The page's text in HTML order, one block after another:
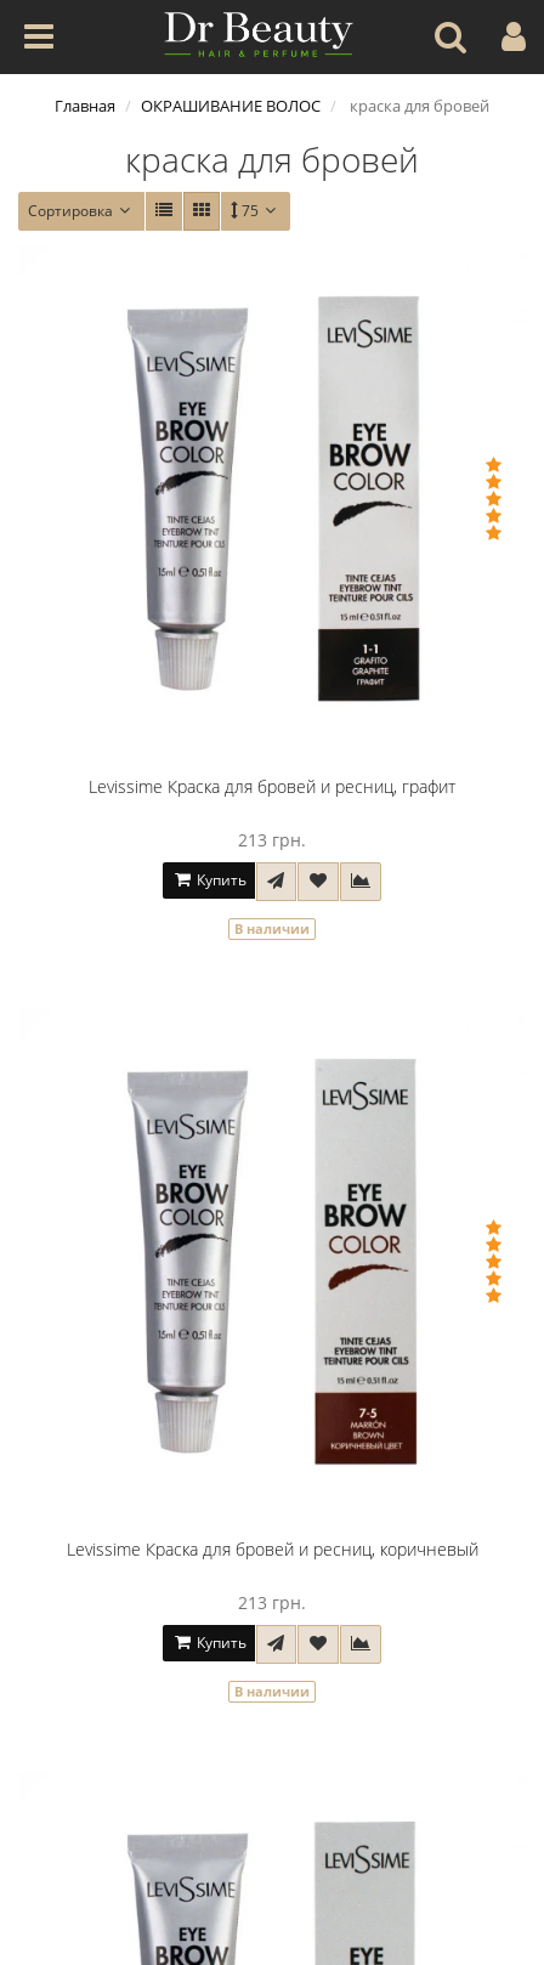
Главная ОКРАШИВАНИЕ ВОЛОС краска для бровей
краска для бровей
Сортировка 75
Levissime Краска для бровей и ресниц, графит
213 грн.
Купить
В наличии
Levissime Краска для бровей и ресниц, коричневый
213 грн.
Купить
В наличии